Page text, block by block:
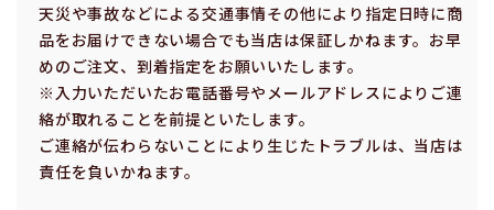
天災や事故などによる交通事情その他により指定⽇時に商
品をお届けできない場合でも当店は保証しかねます。お早
めのご注⽂、到着指定をお願いいたします。
※⼊⼒いただいたお電話番号やメールアドレスによりご連
絡が取れることを前提といたします。
ご連絡が伝わらないことにより⽣じたトラブルは、当店は
責任を負いかねます。